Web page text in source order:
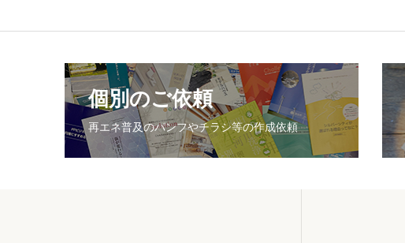
個別のご依頼
再エネ普及のパンフやチラシ等の作成依頼